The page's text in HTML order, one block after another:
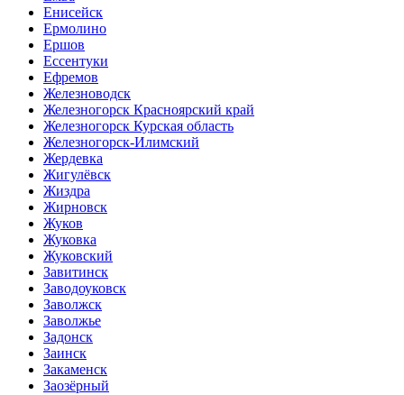
Енисейск
Ермолино
Ершов
Ессентуки
Ефремов
Железноводск
Железногорск Красноярский край
Железногорск Курская область
Железногорск-Илимский
Жердевка
Жигулёвск
Жиздра
Жирновск
Жуков
Жуковка
Жуковский
Завитинск
Заводоуковск
Заволжск
Заволжье
Задонск
Заинск
Закаменск
Заозёрный